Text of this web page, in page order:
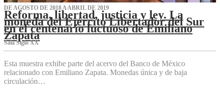
DE AGOSTO DE 2018 A ABRIL DE 2019
Reforma, libertad, justicia y ley. La
moneda del Ejército Libertador del Sur
en el centenario luctuoso de Emiliano
Zapata
Sala Siglo XX
Esta muestra exhibe parte del acervo del Banco de México
relacionado con Emiliano Zapata. Monedas única y de baja
circulación…